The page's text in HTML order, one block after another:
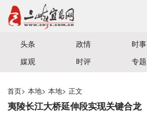
宜昌三峡融媒体中心主办
头条 政情 时事
媒观
时评 专题
首页> 本地> 本地> 正文
夷陵长江大桥延伸段实现关键合龙